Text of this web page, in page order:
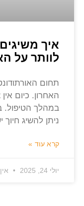
איך
לוותר על
תחום
האחרון. כיום
במהלך הטיפול.
ניתן להשיג
קרא עוד »
יולי 24, 2025